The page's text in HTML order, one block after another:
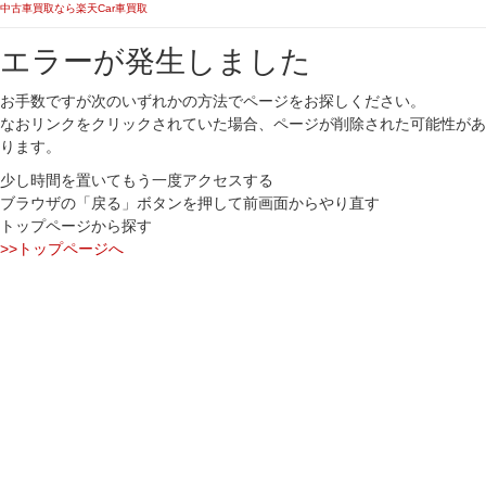
中古車買取なら楽天Car車買取
エラーが発生しました
お手数ですが次のいずれかの方法でページをお探しください。
なおリンクをクリックされていた場合、ページが削除された可能性があ
ります。
少し時間を置いてもう一度アクセスする
ブラウザの「戻る」ボタンを押して前画面からやり直す
トップページから探す
>>トップページへ